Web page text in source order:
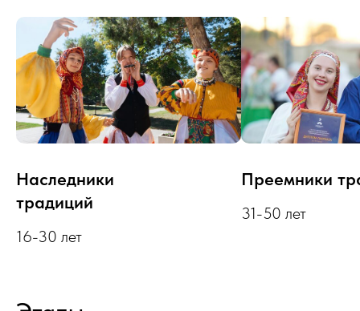
Наследники
традиций
16-30 лет
Преемники
31-50 лет